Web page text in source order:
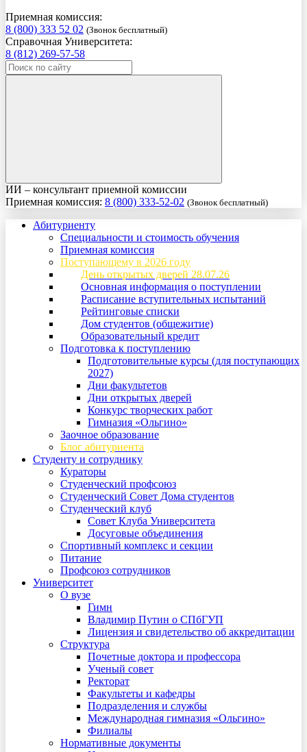
Приемная комиссия:
8 (800) 333 52 02 (Звонок бесплатный)
Справочная Университета:
8 (812) 269-57-58
ИИ – консультант приемной комиссии
Приемная комиссия: 8 (800) 333-52-02 (Звонок бесплатный)
Абитуриенту
Специальности и стоимость обучения
Приемная комиссия
Поступающему в 2026 году
День открытых дверей 28.07.26
Основная информация о поступлении
Расписание вступительных испытаний
Рейтинговые списки
Дом студентов (общежитие)
Образовательный кредит
Подготовка к поступлению
Подготовительные курсы (для поступающих
2027)
Дни факультетов
Дни открытых дверей
Конкурс творческих работ
Гимназия «Ольгино»
Заочное образование
Блог абитуриента
Студенту и сотруднику
Кураторы
Студенческий профсоюз
Студенческий Совет Дома студентов
Студенческий клуб
Совет Клуба Университета
Досуговые объединения
Спортивный комплекс и секции
Питание
Профсоюз сотрудников
Университет
О вузе
Гимн
Владимир Путин о СПбГУП
Лицензия и свидетельство об аккредитации
Структура
Почетные доктора и профессора
Ученый совет
Ректорат
Факультеты и кафедры
Подразделения и службы
Международная гимназия «Ольгино»
Филиалы
Нормативные документы